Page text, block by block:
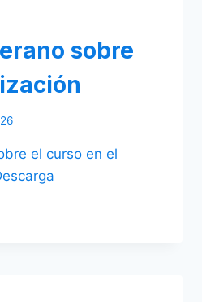
sobre
el curso en el